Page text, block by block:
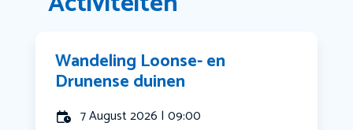
Wandeling Loonse- en
Drunense duinen
7 August 2026 | 09:00